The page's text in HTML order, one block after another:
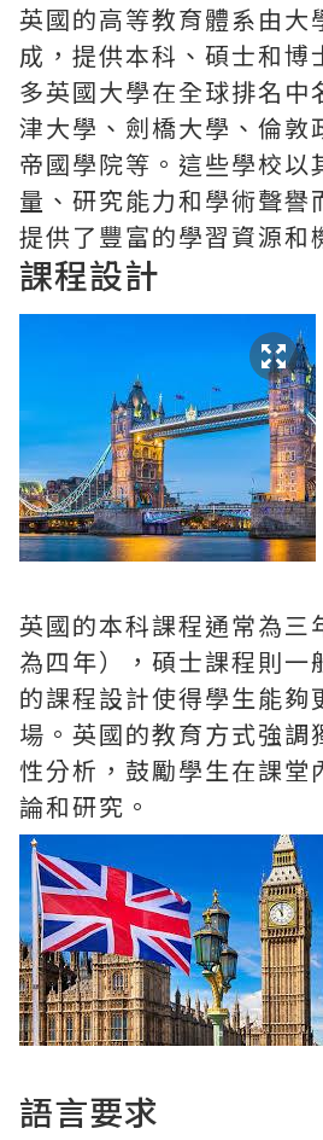
英國的高等教育體系由大
成，提供本科、碩士和博
多英國大學在全球排名中
津大學、劍橋大學、倫敦
帝國學院等。這些學校以
量、研究能力和學術聲譽
提供了豐富的學習資源和
課程設計
英國的本科課程通常為三
為四年），碩士課程則一
的課程設計使得學生能夠
場。英國的教育方式強調
性分析，鼓勵學生在課堂
論和研究。
語言要求